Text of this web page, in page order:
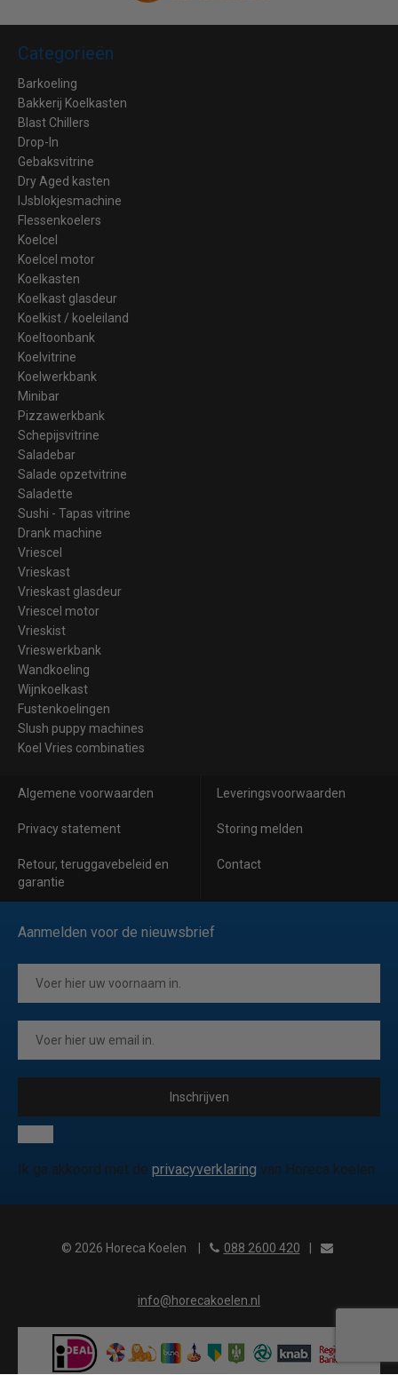
Categorieën
Barkoeling
Bakkerij Koelkasten
Blast Chillers
Drop-In
Gebaksvitrine
Dry Aged kasten
IJsblokjesmachine
Flessenkoelers
Koelcel
Koelcel motor
Koelkasten
Koelkast glasdeur
Koelkist / koeleiland
Koeltoonbank
Koelvitrine
Koelwerkbank
Minibar
Pizzawerkbank
Schepijsvitrine
Saladebar
Salade opzetvitrine
Saladette
Sushi - Tapas vitrine
Drank machine
Vriescel
Vrieskast
Vrieskast glasdeur
Vriescel motor
Vrieskist
Vrieswerkbank
Wandkoeling
Wijnkoelkast
Fustenkoelingen
Slush puppy machines
Koel Vries combinaties
Algemene voorwaarden Leveringsvoorwaarden
Privacy statement Storing melden
Retour, teruggavebeleid en
garantie
Contact
Aanmelden voor de nieuwsbrief
Inschrijven
Ik ga akkoord met de privacyverklaring van Horeca koelen
© 2026 Horeca Koelen 088 2600 420
info@horecakoelen.nl